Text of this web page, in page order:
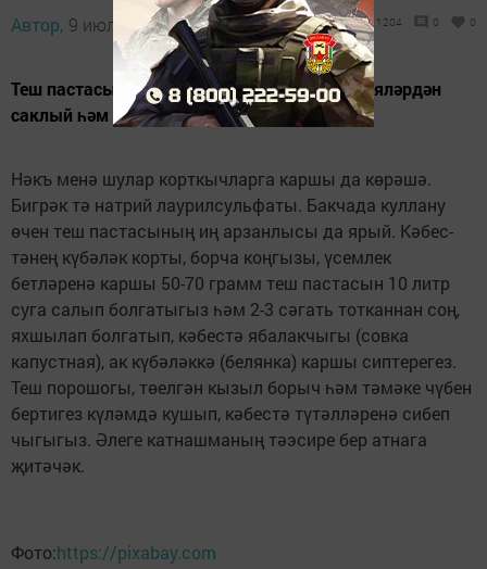
Автор, 9 июль 2019 - 11:35 1204 0 0
Теш пастасы составында тешләрне бактерияләрдән
саклый һәм агарта торган матдәләр бар.
Нәкъ менә шулар корткыч­ларга каршы да көрәшә.
Бигрәк тә натрий лаурилсульфаты. Бакчада куллану
өчен теш пастасының иң арзанлысы да ярый. Кә­бес­
тәнең күбәләк корты, борча коңгызы, үсемлек
бетләренә каршы 50-70 грамм теш пастасын 10 литр
суга салып болгатыгыз һәм 2-3 сәгать тотканнан соң,
яхшылап болгатып, кәбестә ябалакчыгы (совка
капустная), ак күбәләккә (белянка) каршы сиптерегез.
Теш порошогы, төелгән кызыл борыч һәм тәмәке чүбен
бертигез күләмдә кушып, кәбестә түтәлләренә сибеп
чыгыгыз. Әлеге катнаш­маның тәэсире бер атнага
җитәчәк.
Фото:https://pixabay.com